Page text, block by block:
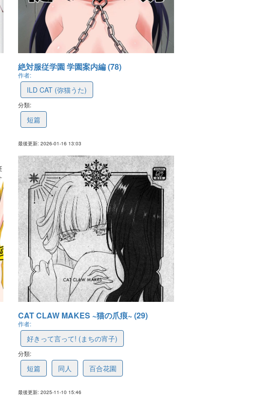
絶対服従学園 学園案内編 (78)
作者:
ILD CAT (弥猫うた)
分類:
短篇
最後更新: 2026-01-16 13:03
CAT CLAW MAKES ~猫の爪痕~ (29)
作者:
好きって言って! (まちの宵子)
分類:
短篇 同人 百合花園
最後更新: 2025-11-10 15:46